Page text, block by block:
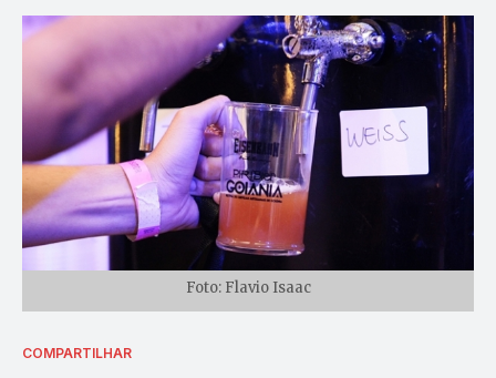
Foto: Flavio Isaac
COMPARTILHAR